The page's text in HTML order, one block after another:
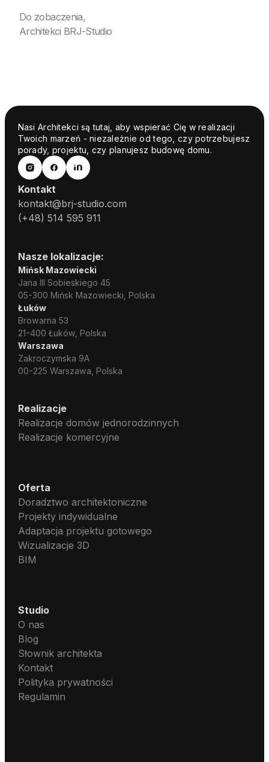
Do zobaczenia,
Architekci BRJ-Studio
Nasi Architekci są tutaj, aby wspierać Cię w realizacji
Twoich marzeń - niezależnie od tego, czy potrzebujesz
porady, projektu, czy planujesz budowę domu.
Kontakt
kontakt@brj-studio.com
(+48) 514 595 911
Nasze lokalizacje:
Mińsk Mazowiecki
Jana III Sobieskiego 45
05-300 Mińsk Mazowiecki, Polska
Łuków
Browarna 53
21-400 Łuków, Polska
Warszawa
Zakroczymska 9A
00-225 Warszawa, Polska
Realizacje
Realizacje domów jednorodzinnych
Realizacje komercyjne
Oferta
Doradztwo architektoniczne
Projekty indywidualne
Adaptacja projektu gotowego
Wizualizacje 3D
BIM
Studio
O nas
Blog
Słownik architekta
Kontakt
Polityka prywatności
Regulamin